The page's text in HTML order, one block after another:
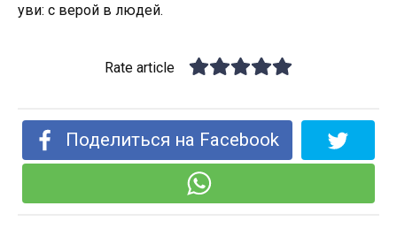
уви: с верой в людей.
Rate article
Поделиться на Facebook